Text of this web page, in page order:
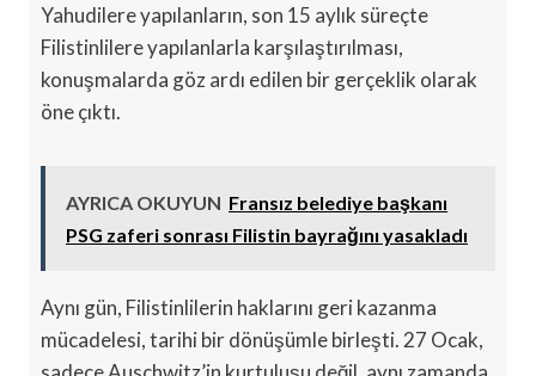
Yahudilere yapılanların, son 15 aylık süreçte
Filistinlilere yapılanlarla karşılaştırılması,
konuşmalarda göz ardı edilen bir gerçeklik olarak
öne çıktı.
AYRICA OKUYUN Fransız belediye başkanı
PSG zaferi sonrası Filistin bayrağını yasakladı
Aynı gün, Filistinlilerin haklarını geri kazanma
mücadelesi, tarihi bir dönüşümle birleşti. 27 Ocak,